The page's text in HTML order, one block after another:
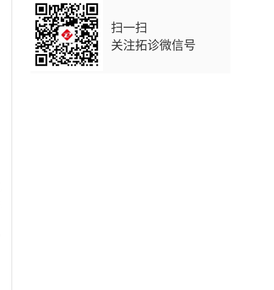
扫一扫
关注拓诊微信号